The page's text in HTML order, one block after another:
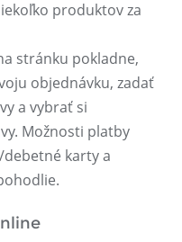
produktov za
stránku pokladne,
objednávku, zadať
a vybrať si
Možnosti platby
karty a